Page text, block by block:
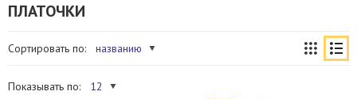
ПЛАТОЧКИ
Сортировать по: названию
Показывать по: 12